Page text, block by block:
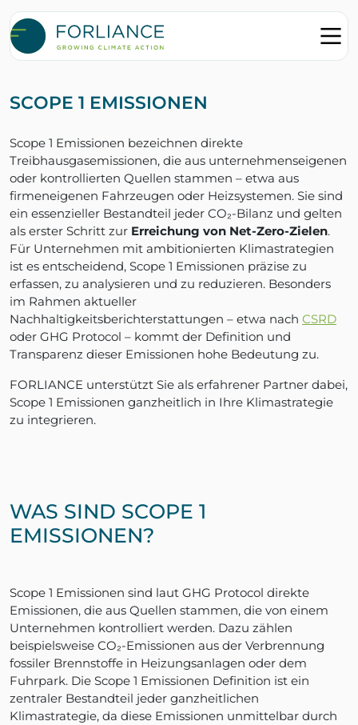
SCOPE 1 EMISSIONEN
Scope 1 Emissionen bezeichnen direkte
Treibhausgasemissionen, die aus unternehmenseigenen
oder kontrollierten Quellen stammen – etwa aus
firmeneigenen Fahrzeugen oder Heizsystemen. Sie sind
ein essenzieller Bestandteil jeder CO₂-Bilanz und gelten
als erster Schritt zur Erreichung von Net-Zero-Zielen.
Für Unternehmen mit ambitionierten Klimastrategien
ist es entscheidend, Scope 1 Emissionen präzise zu
erfassen, zu analysieren und zu reduzieren. Besonders
im Rahmen aktueller
Nachhaltigkeitsberichterstattungen – etwa nach CSRD
oder GHG Protocol – kommt der Definition und
Transparenz dieser Emissionen hohe Bedeutung zu.
FORLIANCE unterstützt Sie als erfahrener Partner dabei,
Scope 1 Emissionen ganzheitlich in Ihre Klimastrategie
zu integrieren.
WAS SIND SCOPE 1
EMISSIONEN?
Scope 1 Emissionen sind laut GHG Protocol direkte
Emissionen, die aus Quellen stammen, die von einem
Unternehmen kontrolliert werden. Dazu zählen
beispielsweise CO₂-Emissionen aus der Verbrennung
fossiler Brennstoffe in Heizungsanlagen oder dem
Fuhrpark. Die Scope 1 Emissionen Definition ist ein
zentraler Bestandteil jeder ganzheitlichen
Klimastrategie, da diese Emissionen unmittelbar durch